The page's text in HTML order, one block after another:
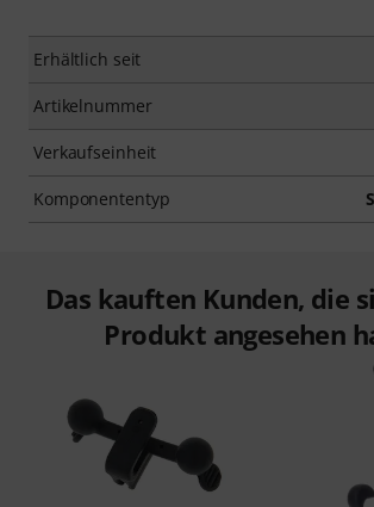
Erhältlich seit
Artikelnummer
Verkaufseinheit
Komponententyp
Das kauften Kunden, die
Produkt angesehen